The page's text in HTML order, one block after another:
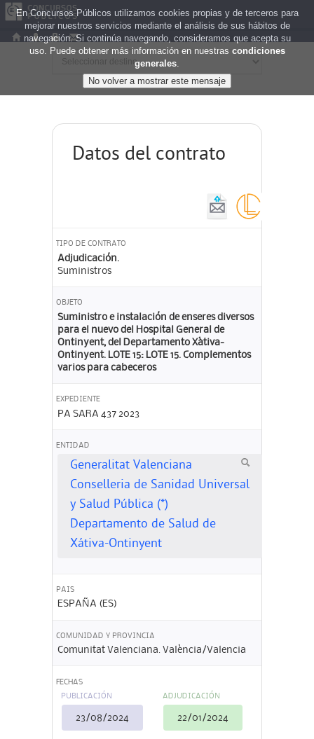
Datos del contrato
TIPO DE CONTRATO
Adjudicación.
Suministros
OBJETO
Suministro e instalación de enseres diversos
para el nuevo del Hospital General de
Ontinyent, del Departamento Xàtiva-
Ontinyent. LOTE 15: LOTE 15. Complementos
varios para cabeceros
EXPEDIENTE
PA SARA 437 2023
ENTIDAD
Generalitat Valenciana
Conselleria de Sanidad Universal
y Salud Pública (*)
Departamento de Salud de
Xátiva-Ontinyent
PAIS
ESPAÑA (ES)
COMUNIDAD Y PROVINCIA
Comunitat Valenciana. València/Valencia
FECHAS
PUBLICACIÓN
23/08/2024
ADJUDICACIÓN
22/01/2024
En Concursos Públicos utilizamos cookies propias y de terceros para
mejorar nuestros servicios mediante el análisis de sus hábitos de
navegación. Si continúa navegando, consideramos que acepta su
uso. Puede obtener más información en nuestras condiciones
generales.